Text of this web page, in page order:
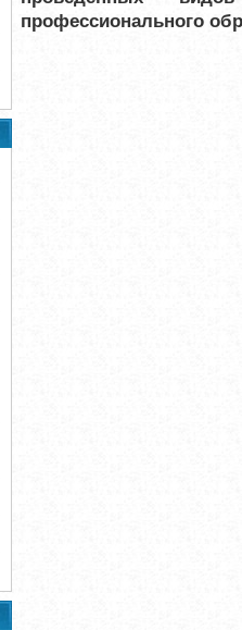
профессионального